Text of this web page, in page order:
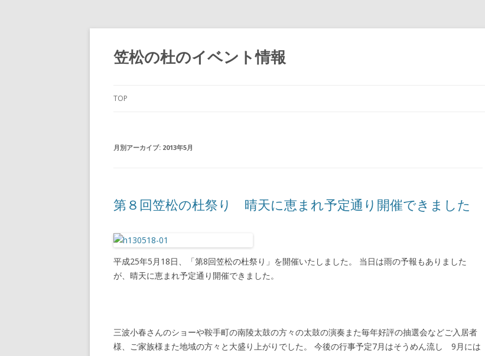
笠松の杜のイベント情報
TOP
月別アーカイブ: 2013年5月
第８回笠松の杜祭り 晴天に恵まれ予定通り開催できました
平成25年5月18日、「第8回笠松の杜祭り」を開催いたしました。 当日は雨の予報もありました
が、晴天に恵まれ予定通り開催できました。
三波小春さんのショーや鞍手町の南陵太鼓の方々の太鼓の演奏また毎年好評の抽選会などご入居者
様、ご家族様また地域の方々と大盛り上がりでした。 今後の行事予定7月はそうめん流し 9月には